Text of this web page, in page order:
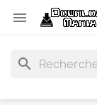

search